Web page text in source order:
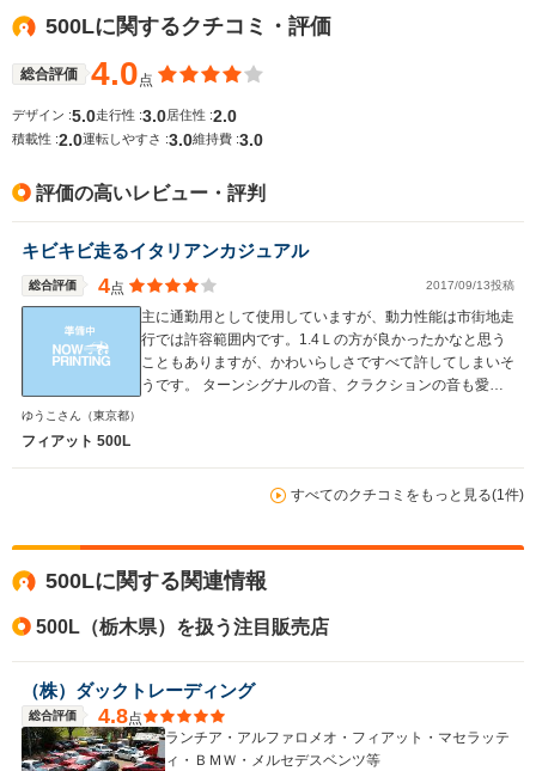
サイズ
(全長x全幅x全高)
WLTCモード
駆動方式
1.69m
4.08m
-m
-
FF
-
1368cc
FF
-
1587cc
FF
500Lに関するクチコミ・評価
総合評価 4.0点
デザイン :5.0走行性 :3.0 居住性 :2.0
積載性 :2.0運転しやすさ :3.0維持費 :3.0
評価の高いレビュー・評判
キビキビ走るイタリアンカジュアル
総合評価 4点 2017/09/13投稿
主に通勤用として使用していますが、動力性能は市街地走
行では許容範囲内です。1.4Ｌの方が良かったかなと思う
こともありますが、かわいらしさですべて許してしまいそ
うです。 ターンシグナルの音、クラクションの音も愛嬌
ゆうこさん （東京都）
フィアット 500L
すべてのクチコミをもっと見る(1件)
500Lに関する関連情報
500L（栃木県）を扱う注目販売店
（株）ダックトレーディング
総合評価 4.8点
ランチア・アルファロメオ・フィアット・マセラッテ
ィ・ＢＭＷ・メルセデスベンツ等